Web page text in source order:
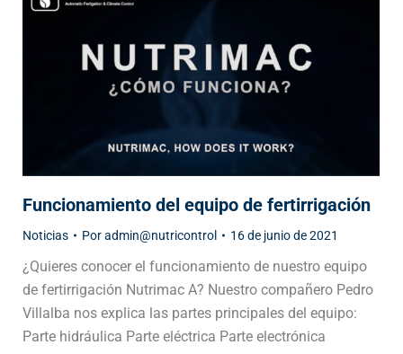
Funcionamiento del equipo de fertirrigación
Noticias Poradmin@nutricontrol 16 de junio de 2021
¿Quieres conocer el funcionamiento de nuestro equipo
de fertirrigación Nutrimac A? Nuestro compañero Pedro
Villalba nos explica las partes principales del equipo:
Parte hidráulica Parte eléctrica Parte electrónica